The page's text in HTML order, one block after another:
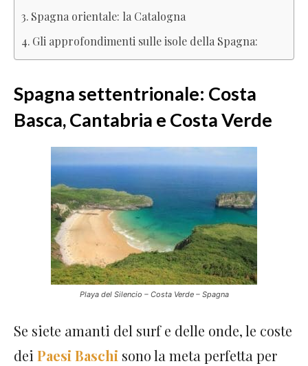
Spagna orientale: la Catalogna
Gli approfondimenti sulle isole della Spagna:
Spagna settentrionale: Costa
Basca, Cantabria e Costa Verde
Playa del Silencio – Costa Verde – Spagna
Se siete amanti del surf e delle onde, le coste
dei Paesi Baschi sono la meta perfetta per